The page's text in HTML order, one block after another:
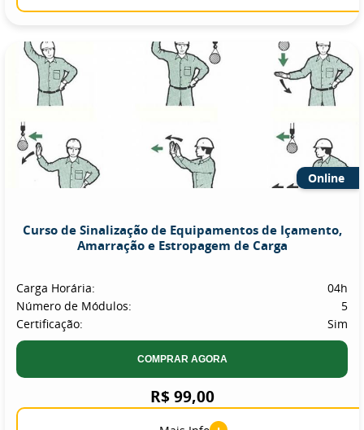
Online
Curso de Sinalização de Equipamentos de Içamento,
Amarração e Estropagem de Carga
Carga Horária:
04h
Número de Módulos:
5
Certificação:
Sim
COMPRAR AGORA
R$ 99,00